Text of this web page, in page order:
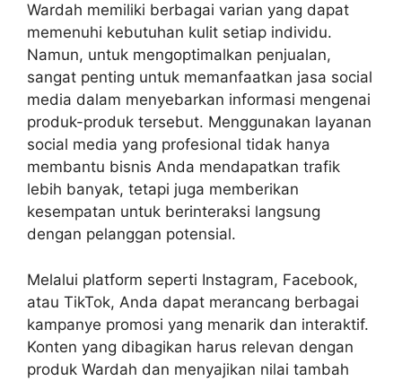
Wardah memiliki berbagai varian yang dapat
memenuhi kebutuhan kulit setiap individu.
Namun, untuk mengoptimalkan penjualan,
sangat penting untuk memanfaatkan jasa social
media dalam menyebarkan informasi mengenai
produk-produk tersebut. Menggunakan layanan
social media yang profesional tidak hanya
membantu bisnis Anda mendapatkan trafik
lebih banyak, tetapi juga memberikan
kesempatan untuk berinteraksi langsung
dengan pelanggan potensial.
Melalui platform seperti Instagram, Facebook,
atau TikTok, Anda dapat merancang berbagai
kampanye promosi yang menarik dan interaktif.
Konten yang dibagikan harus relevan dengan
produk Wardah dan menyajikan nilai tambah